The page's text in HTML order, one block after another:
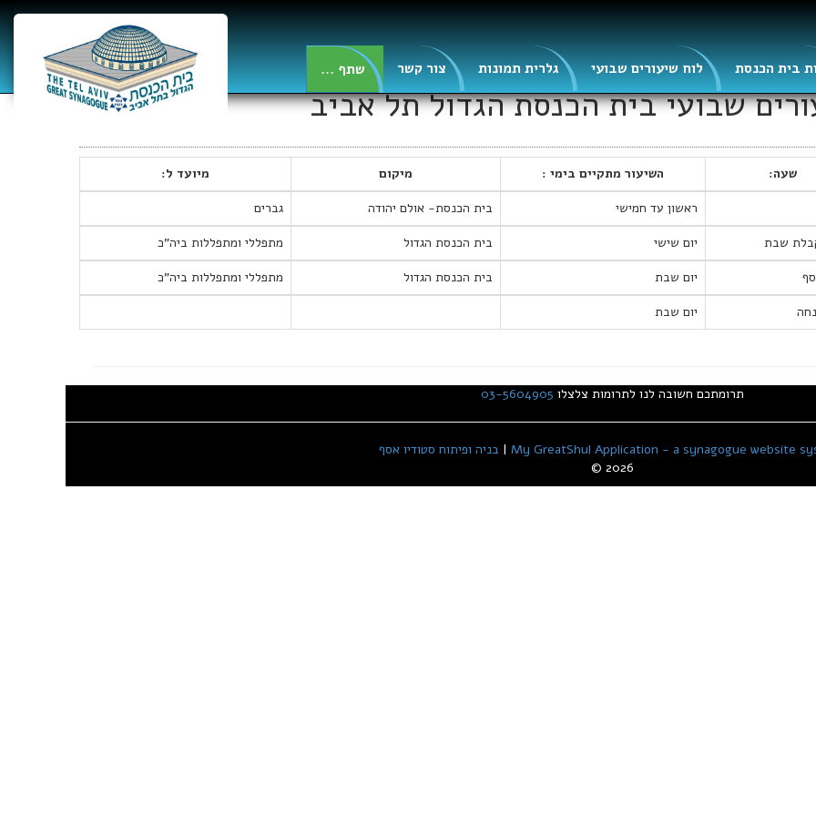
... שתף צור קשר גלרית תמונות לוח שיעורים שבועי בית הכנסת
שבועי בית הכנסת הגדול תל אביב
שעה: השיעור מתקיים בימי : מיקום
מיועד ל:
ראשון עד חמישי בית הכנסת- אולם יהודה
גברים
שבת יום שישי בית הכנסת הגדול
מתפללי ומתפללות ביה"כ
יום שבת בית הכנסת הגדול
מתפללי ומתפללות ביה"כ
יום שבת
תרומתכם חשובה לנו לתרומות צלצלו 03-5604905
| My GreatShul Application - a synagogue website
© 2026